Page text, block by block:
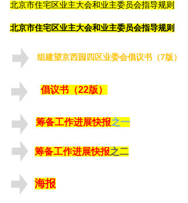
北京市住宅区业主大会和业主委员会指导规则
北京市住宅区业主大会和业主委员会指导规则
组建望京西园四区业委会倡议书（7版）
倡议书（22版）
筹备工作进展快报之一
筹备工作进展快报之二
海报